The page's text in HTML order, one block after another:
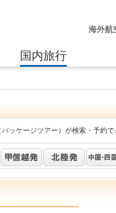
海外航
国内旅行
ッケージツアー）が検索・予約で